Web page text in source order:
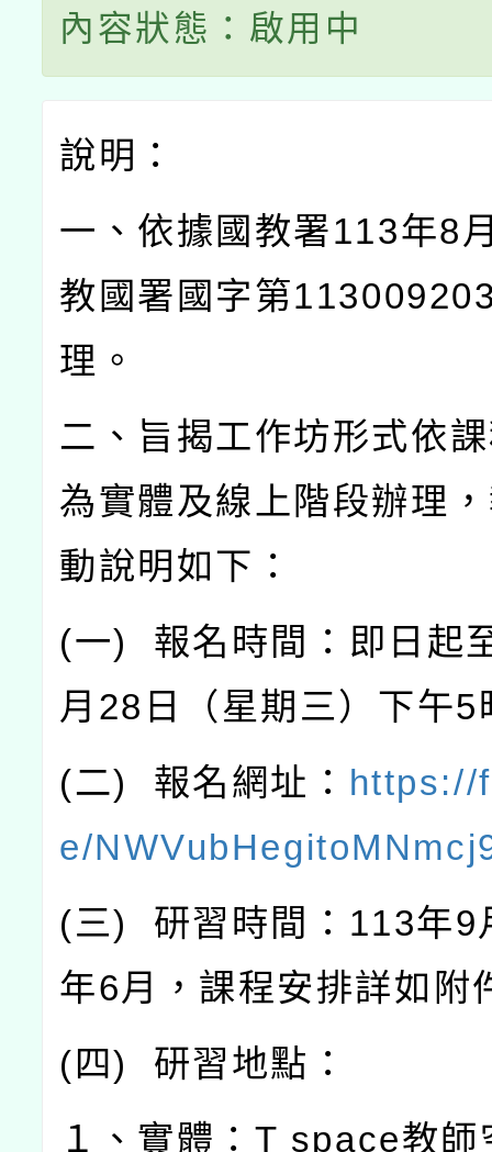
內容狀態：啟用中
說明：
一、依據國教署113年8
教國署國字第
理。
二、旨揭工作坊形式依
為實體及線上階段辦理
動說明如下：
(一) 報名時間：即日起
月 28 日（星期三）下午5
(二) 報名網址： https://
e/
(三) 研習時間： 113年9
年6月，課程安排詳如附
( 四) 研習地點：
１、實體： T space教師